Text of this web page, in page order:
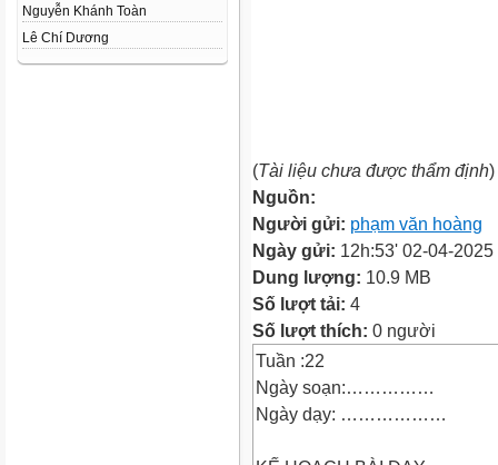
Nguyễn Khánh Toàn
Lê Chí Dương
(Tài liệu chưa được thẩm định)
Nguồn:
Người gửi: phạm văn hoàng
Ngày gửi: 12h:53' 02-04-2025
Dung lượng: 10.9 MB
Số lượt tải: 4
Số lượt thích: 0 người
Tuần :22
Ngày soạn:……………
Ngày dạy: ………………